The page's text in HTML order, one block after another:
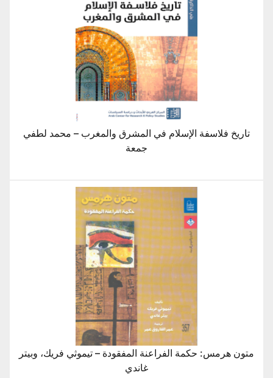
تاريخ فلاسفة الإسلام في المشرق والمغرب – محمد لطفي
جمعة
متون هرمس: حكمة الفراعنة المفقودة – تيموثي فريك، وبيتر
غاندي